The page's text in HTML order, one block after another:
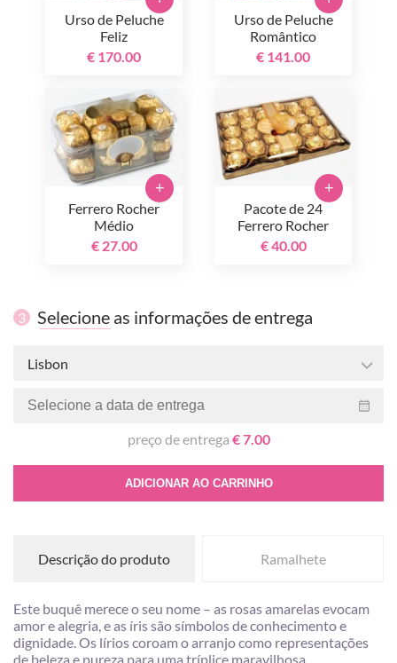
Urso de Peluche
Feliz
€ 170.00
Urso de Peluche
Romântico
€ 141.00
Ferrero Rocher
Médio
€ 27.00
+
Pacote de 24
Ferrero Rocher
€ 40.00
+
3 Selecione as informações de entrega
Lisbon
preço de entrega € 7.00
ADICIONAR AO CARRINHO
Descrição do produto Ramalhete
Este buquê merece o seu nome – as rosas amarelas evocam
amor e alegria, e as íris são símbolos de conhecimento e
dignidade. Os lírios coroam o arranjo como representações
de beleza e pureza para uma tríplice maravilhosa.